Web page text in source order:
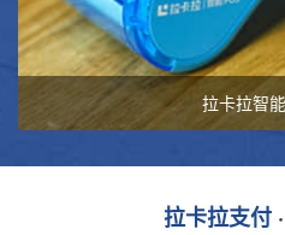
拉卡拉智
拉卡拉支付